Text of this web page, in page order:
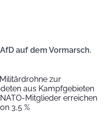
auf dem Vormarsch.
zur
aus Kampfgebieten
Mitglieder erreichen
3,5 %